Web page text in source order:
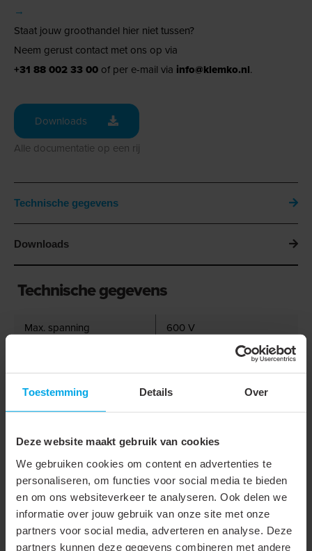
Toestemming Details Over
Deze website maakt gebruik van cookies
We gebruiken cookies om content en advertenties te
personaliseren, om functies voor social media te bieden
en om ons websiteverkeer te analyseren. Ook delen we
informatie over jouw gebruik van onze site met onze
partners voor social media, adverteren en analyse. Deze
partners kunnen deze gegevens combineren met andere
→
Staat jouw groothandel hier niet tussen?
Neem gerust contact met ons op via
+31 88 002 33 00 of per e-mail via info@klemko.nl.
Downloads
Alle documentatie op een rij
Technische gegevens
Downloads
Technische gegevens
Max. spanning
600 V
Boutmaat (metrisch)
16
Materiaal
Koper
Type
Ringkabelschoen
Aansluithoek
180° (horizontaal)
Flensvorm
Ringvormig